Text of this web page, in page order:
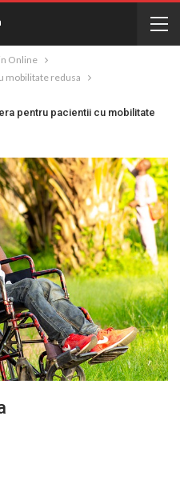
Online
mobilitate redusa
pentru pacientii cu mobilitate